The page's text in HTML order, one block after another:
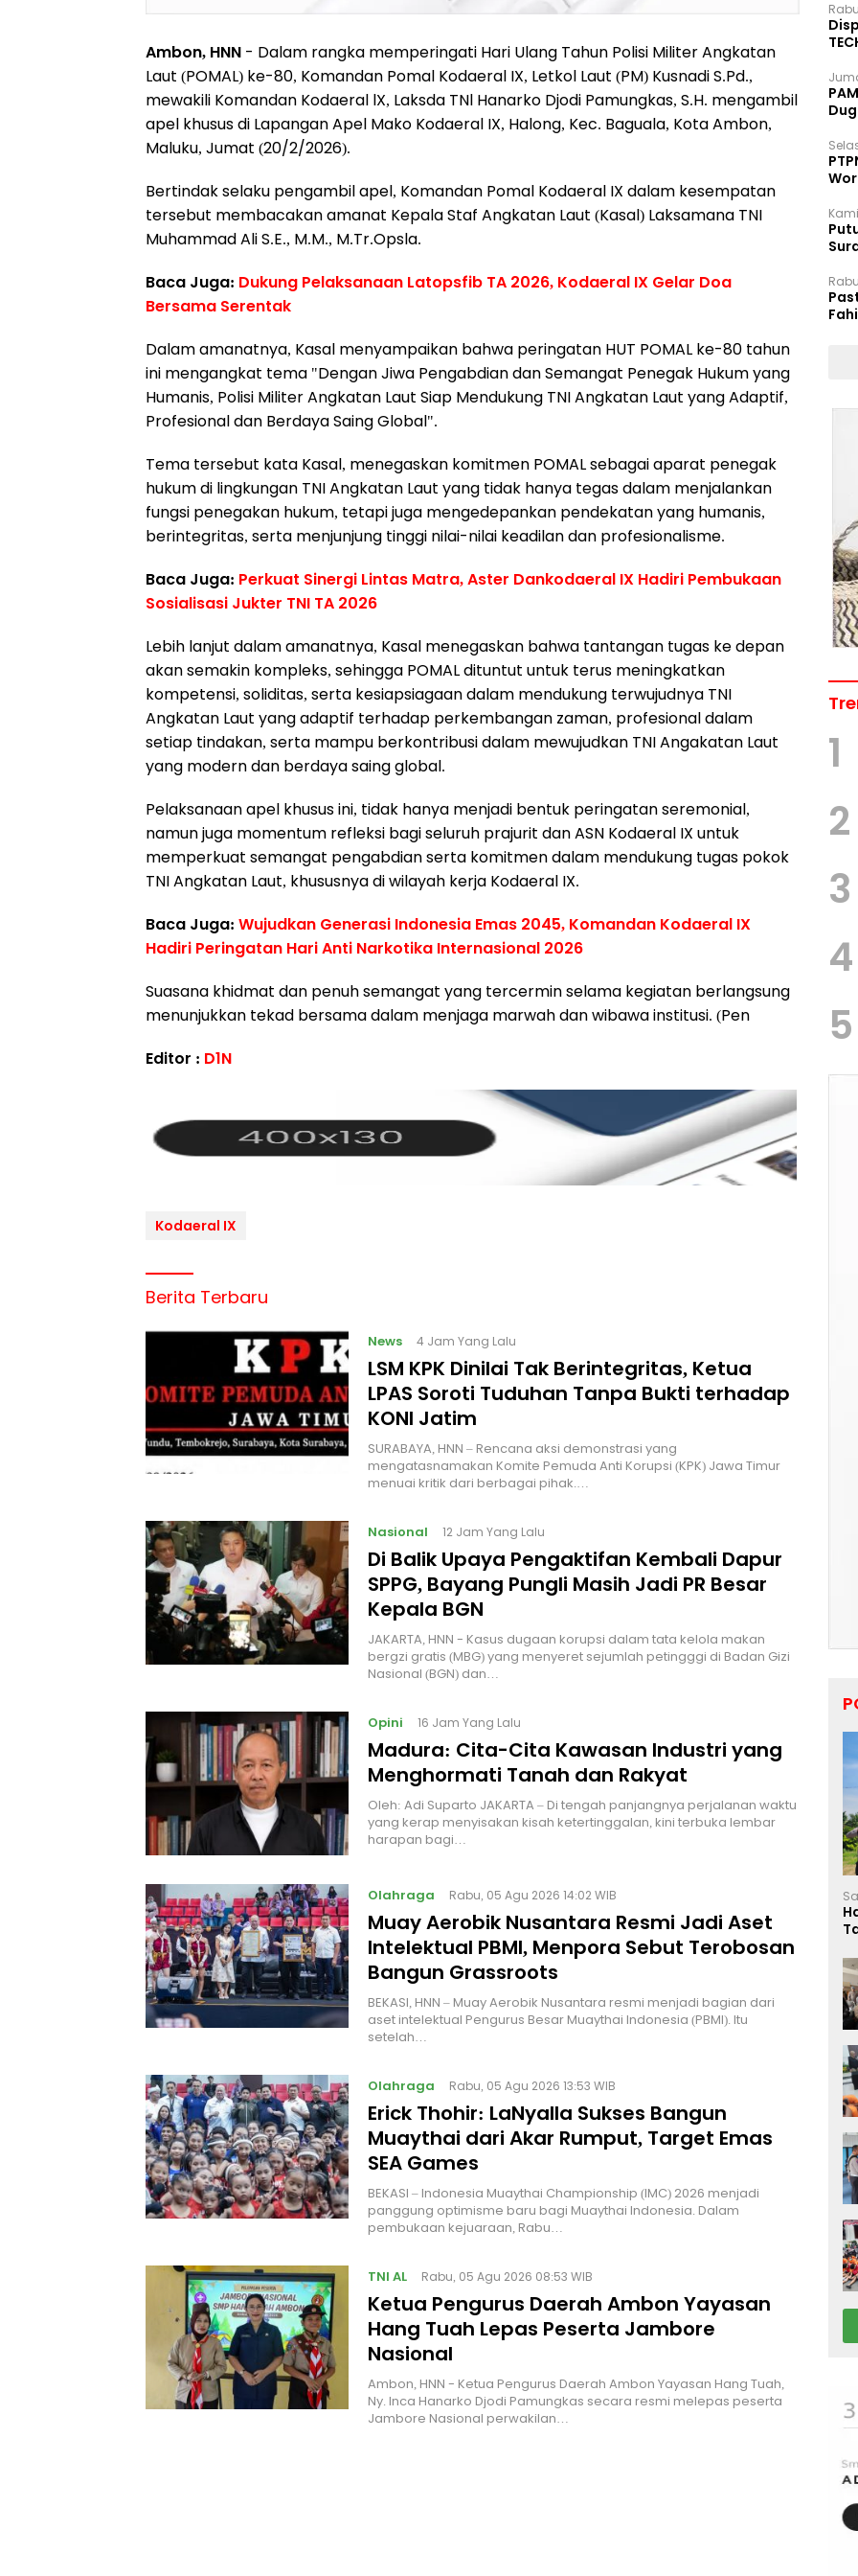
Ambon, HNN - Dalam rangka memperingati Hari Ulang Tahun Polisi Militer Angkatan
Laut (POMAL) ke-80, Komandan Pomal Kodaeral IX, Letkol Laut (PM) Kusnadi S.Pd.,
mewakili Komandan Kodaeral lX, Laksda TNl Hanarko Djodi Pamungkas, S.H. mengambil
apel khusus di Lapangan Apel Mako Kodaeral IX, Halong, Kec. Baguala, Kota Ambon,
Maluku, Jumat (20/2/2026).
Bertindak selaku pengambil apel, Komandan Pomal Kodaeral IX dalam kesempatan
tersebut membacakan amanat Kepala Staf Angkatan Laut (Kasal) Laksamana TNI
Muhammad Ali S.E., M.M., M.Tr.Opsla.
Baca Juga: Dukung Pelaksanaan Latopsfib TA 2026, Kodaeral IX Gelar Doa
Bersama Serentak
Dalam amanatnya, Kasal menyampaikan bahwa peringatan HUT POMAL ke-80 tahun
ini mengangkat tema "Dengan Jiwa Pengabdian dan Semangat Penegak Hukum yang
Humanis, Polisi Militer Angkatan Laut Siap Mendukung TNI Angkatan Laut yang Adaptif,
Profesional dan Berdaya Saing Global".
Tema tersebut kata Kasal, menegaskan komitmen POMAL sebagai aparat penegak
hukum di lingkungan TNI Angkatan Laut yang tidak hanya tegas dalam menjalankan
fungsi penegakan hukum, tetapi juga mengedepankan pendekatan yang humanis,
berintegritas, serta menjunjung tinggi nilai-nilai keadilan dan profesionalisme.
Baca Juga: Perkuat Sinergi Lintas Matra, Aster Dankodaeral IX Hadiri Pembukaan
Sosialisasi Jukter TNI TA 2026
Lebih lanjut dalam amanatnya, Kasal menegaskan bahwa tantangan tugas ke depan
akan semakin kompleks, sehingga POMAL dituntut untuk terus meningkatkan
kompetensi, soliditas, serta kesiapsiagaan dalam mendukung terwujudnya TNI
Angkatan Laut yang adaptif terhadap perkembangan zaman, profesional dalam
setiap tindakan, serta mampu berkontribusi dalam mewujudkan TNI Angakatan Laut
yang modern dan berdaya saing global.
Pelaksanaan apel khusus ini, tidak hanya menjadi bentuk peringatan seremonial,
namun juga momentum refleksi bagi seluruh prajurit dan ASN Kodaeral IX untuk
memperkuat semangat pengabdian serta komitmen dalam mendukung tugas pokok
TNI Angkatan Laut, khususnya di wilayah kerja Kodaeral IX.
Baca Juga: Wujudkan Generasi Indonesia Emas 2045, Komandan Kodaeral IX
Hadiri Peringatan Hari Anti Narkotika Internasional 2026
Suasana khidmat dan penuh semangat yang tercermin selama kegiatan berlangsung
menunjukkan tekad bersama dalam menjaga marwah dan wibawa institusi. (Pen
Editor : D1N
Kodaeral IX
Berita Terbaru
News 4 Jam Yang Lalu
LSM KPK Dinilai Tak Berintegritas, Ketua
LPAS Soroti Tuduhan Tanpa Bukti terhadap
KONI Jatim
SURABAYA, HNN – Rencana aksi demonstrasi yang
mengatasnamakan Komite Pemuda Anti Korupsi (KPK) Jawa Timur
menuai kritik dari berbagai pihak.…
Nasional 12 Jam Yang Lalu
Di Balik Upaya Pengaktifan Kembali Dapur
SPPG, Bayang Pungli Masih Jadi PR Besar
Kepala BGN
JAKARTA, HNN - Kasus dugaan korupsi dalam tata kelola makan
bergzi gratis (MBG) yang menyeret sejumlah petingggi di Badan Gizi
Nasional (BGN) dan…
Opini 16 Jam Yang Lalu
Madura: Cita-Cita Kawasan Industri yang
Menghormati Tanah dan Rakyat
Oleh: Adi Suparto JAKARTA – Di tengah panjangnya perjalanan waktu
yang kerap menyisakan kisah ketertinggalan, kini terbuka lembar
harapan bagi…
Olahraga Rabu, 05 Agu 2026 14:02 WIB
Muay Aerobik Nusantara Resmi Jadi Aset
Intelektual PBMI, Menpora Sebut Terobosan
Bangun Grassroots
BEKASI, HNN – Muay Aerobik Nusantara resmi menjadi bagian dari
aset intelektual Pengurus Besar Muaythai Indonesia (PBMI). Itu
setelah…
Olahraga Rabu, 05 Agu 2026 13:53 WIB
Erick Thohir: LaNyalla Sukses Bangun
Muaythai dari Akar Rumput, Target Emas
SEA Games
BEKASI – Indonesia Muaythai Championship (IMC) 2026 menjadi
panggung optimisme baru bagi Muaythai Indonesia. Dalam
pembukaan kejuaraan, Rabu…
TNI AL Rabu, 05 Agu 2026 08:53 WIB
Ketua Pengurus Daerah Ambon Yayasan
Hang Tuah Lepas Peserta Jambore
Nasional
Ambon, HNN - Ketua Pengurus Daerah Ambon Yayasan Hang Tuah,
Ny. Inca Hanarko Djodi Pamungkas secara resmi melepas peserta
Jambore Nasional perwakilan…
1
2
3
4
5